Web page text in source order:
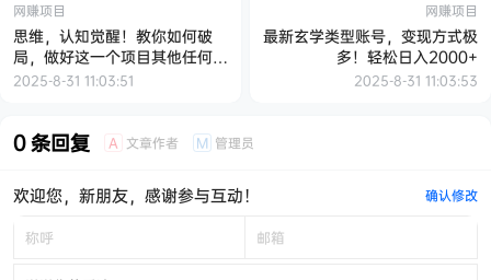
网赚项目
思维，认知觉醒！教你如何破
局，做好这一个项目其他任何项
目都不想做
2025-8-31 11:03:51
网赚项目
最新玄学类型账号，变现方式极
多！轻松日入2000+
2025-8-31 11:03:53
0 条回复 A 文章作者 M 管理员
欢迎您，新朋友，感谢参与互动！ 确认修改